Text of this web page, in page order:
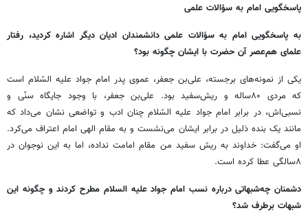
پاسخگویی امام به سؤالات علمی
به پاسخگویی امام به سؤالات علمی دانشمندان ادیان دیگر اشاره کردید، رفتار
علمای هم‌عصر آن حضرت با ایشان چگونه بود؟
یکی از نمونه‌های برجسته، علی‌بن جعفر، عموی پدر امام جواد علیه السّلام است
که مردی ۸۰ساله و ریش‌سفید بود. علی‌بن جعفر، با وجود جایگاه سنّی و
نسبی‌اش، در برابر امام جواد علیه السّلام چنان ادب و تواضعی نشان می‌داد که
مانند یک بنده ذلیل در برابر ایشان می‌نشست و به مقام الهی امام اعتراف می‌کرد.
او می‌گفت: خداوند به ریش سفید من مقام امامت نداده، اما به این نوجوان در
۸سالگی عطا کرده است.
دشمنان چه‌شبهاتی درباره نسب امام جواد علیه السلام مطرح کردند و چگونه این
شبهات برطرف شد؟